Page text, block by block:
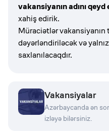
vakansiyanın adını
xahiş edirik.
Müraciətlər vakansiyanın
dəyərləndiriləcək və
saxlanılacaqdır.
Vakansiyalar
Azərbaycanda ən
izləyə bilərsiniz.